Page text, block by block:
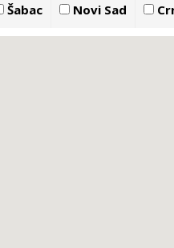
Šabac Novi Sad